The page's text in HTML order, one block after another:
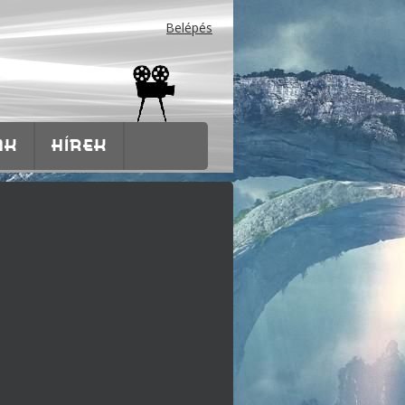
Belépés
HÍREK